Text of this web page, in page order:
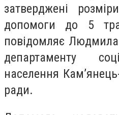
затверджені
допомоги до 5
повідомляє
департаменту
населення
ради.